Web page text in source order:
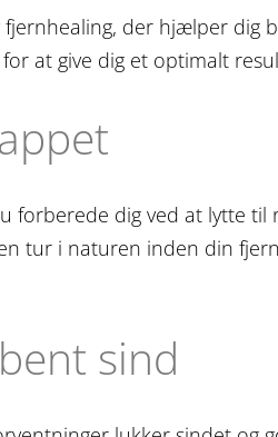
der hjælper dig
at give dig et optimalt
forberede dig ved at lytte
tur i naturen inden din
sind